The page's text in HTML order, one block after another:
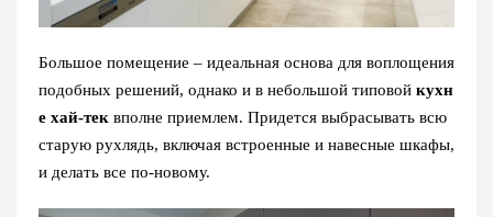
Большое помещение – идеальная основа для воплощения
подобных решений, однако и в небольшой типовой кухн
е хай-тек вполне приемлем. Придется выбрасывать всю
старую рухлядь, включая встроенные и навесные шкафы,
и делать все по-новому.